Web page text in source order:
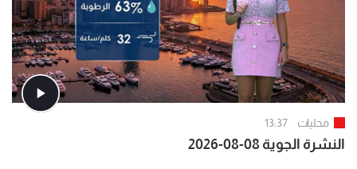
محليات 13:37
النشرة الجوية 08-08-2026